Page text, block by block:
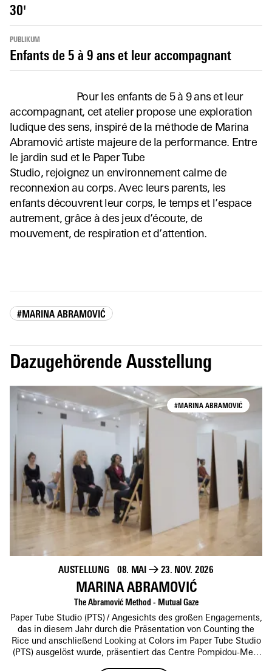
30'
PUBLIKUM
Enfants de 5 à 9 ans et leur accompagnant
Pour les enfants de 5 à 9 ans et leur
accompagnant, cet atelier propose une exploration
ludique des sens, inspiré de la méthode de Marina
Abramović artiste majeure de la performance. Entre
le jardin sud et le Paper Tube
Studio, rejoignez un environnement calme de
reconnexion au corps. Avec leurs parents, les
enfants découvrent leur corps, le temps et l’espace
autrement, grâce à des jeux d’écoute, de
mouvement, de respiration et d’attention.
#MARINA ABRAMOVIĆ
Dazugehörende Ausstellung
#MARINA ABRAMOVIĆ
AUSTELLUNG 08. MAI → 23. NOV. 2026
MARINA ABRAMOVIĆ
The Abramović Method - Mutual Gaze
Paper Tube Studio (PTS)
Angesichts des großen Engagements,
das in diesem Jahr durch die Präsentation von Counting the
Rice und anschließend Looking at Colors im Paper Tube Studio
(PTS) ausgelöst wurde, präsentiert das Centre Pompidou-Metz